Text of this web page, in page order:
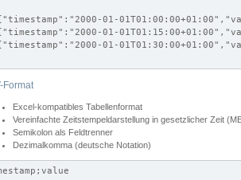
01-
01-
01-
Format
Excel-kompatibles Tabellenformat
Vereinfachte Zeitstempeldarstellung in gesetzlicher Zeit
Semikolon als Feldtrenner
Dezimalkomma (deutsche Notation)